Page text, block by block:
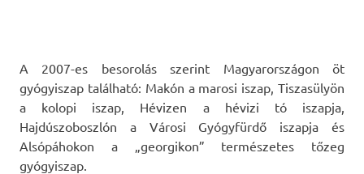
A 2007-es besorolás szerint Magyarországon öt
gyógyiszap található: Makón a marosi iszap, Tiszasülyön
a kolopi iszap, Hévizen a hévizi tó iszapja,
Hajdúszoboszlón a Városi Gyógyfürdő iszapja és
Alsópáhokon a „georgikon” természetes tőzeg
gyógyiszap.